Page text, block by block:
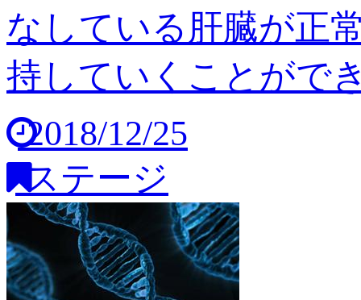
なしている肝臓が正
持していくことがで
2018/12/25
ステージ